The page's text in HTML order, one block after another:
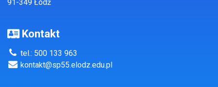
91-349 Łódź
Kontakt
tel.: 500 133 963
kontakt@sp55.elodz.edu.pl